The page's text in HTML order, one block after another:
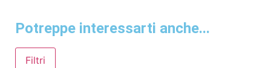
Potreppe interessarti anche...
Filtri